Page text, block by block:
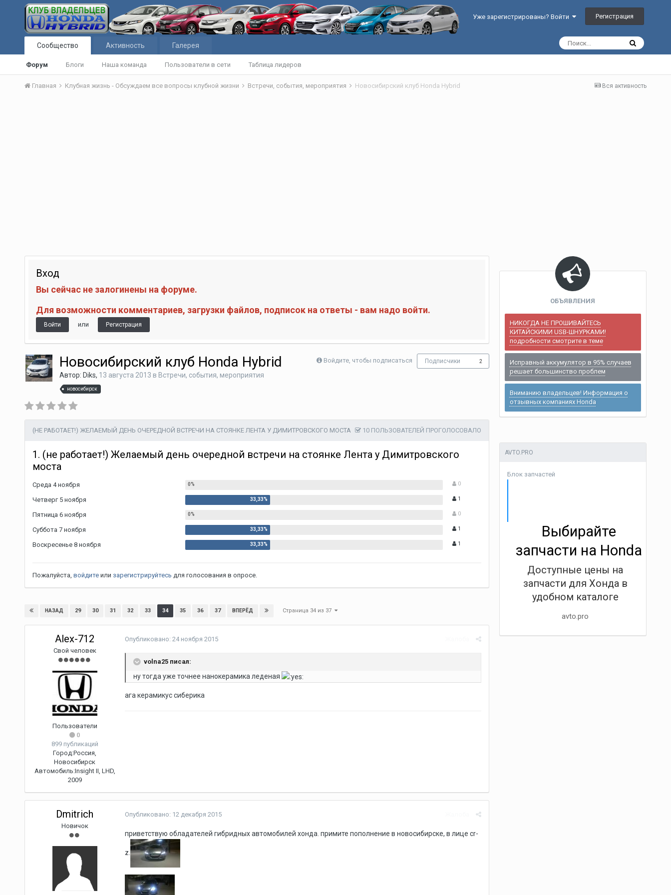
Уже зарегистрированы? Войти Регистрация
Сообщество
Форум Блоги Наша команда Пользователи в сети Таблица лидеров
Активность Галерея
Вся активность
Главная Клубная жизнь - Обсуждаем все вопросы клубной жизни Встречи, события, мероприятия Новосибирский клуб Honda Hybrid
Вход
Вы сейчас не залогинены на форуме.
Для возможности комментариев, загрузки файлов, подписок на ответы - вам надо войти.
Войти или Регистрация
Войдите, чтобы подписаться Подписчики 2
Новосибирский клуб Honda Hybrid
Автор: Diks, 13 августа 2013 в Встречи, события, мероприятия
новосибирск
(НЕ РАБОТАЕТ!) ЖЕЛАЕМЫЙ ДЕНЬ ОЧЕРЕДНОЙ ВСТРЕЧИ НА СТОЯНКЕ ЛЕНТА У ДИМИТРОВСКОГО МОСТА 10 ПОЛЬЗОВАТЕЛЕЙ ПРОГОЛОСОВАЛО
1. (не работает!) Желаемый день очередной встречи на стоянке Лента у Димитровского
моста
Среда 4 ноября 0
Четверг 5 ноября 1
Пятница 6 ноября 0
Суббота 7 ноября 1
Воскресенье 8 ноября 1
Пожалуйста, войдитеили зарегистрируйтесь для голосования в опросе.
НАЗАД 29 30 31 32 33 34 35 36 37 ВПЕРЁД Страница 34 из 37
Alex-712
Свой человек
Пользователи
0
899 публикаций
Город:Россия,
Новосибирск
Автомобиль:Insight II, LHD,
2009
Опубликовано: 24 ноября 2015
volna25 писал:
ну тогда уже точнее нанокерамика леденая
ага керамикус сиберика
Dmitrich
Новичок
Опубликовано: 12 декабря 2015
приветствую обладателей гибридных автомобилей хонда. примите пополнение в новосибирске, в лице cr-
z.
ОБЪЯВЛЕНИЯ
НИКОГДА НЕ ПРОШИВАЙТЕСЬ
КИТАЙСКИМИ USB-ШНУРКАМИ!
подробности смотрите в теме
Исправный аккумулятор в 95% случаев
решает большинство проблем
Вниманию владельцев! Информация о
отзывных компаниях Honda
AVTO.PRO
Блок запчастей
Выбирайте
запчасти на Honda
Доступные цены на
запчасти для Хонда в
удобном каталоге
avto.pro